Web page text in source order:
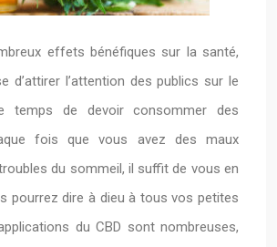
effets bénéfiques sur la santé,
d’attirer l’attention des publics sur le
temps de devoir consommer des
fois que vous avez des maux
du sommeil, il suffit de vous en
pourrez dire à dieu à tous vos petites
du CBD sont nombreuses,